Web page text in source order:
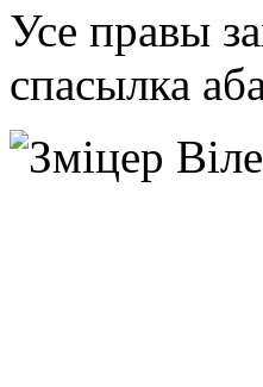
Усе правы
спасылка